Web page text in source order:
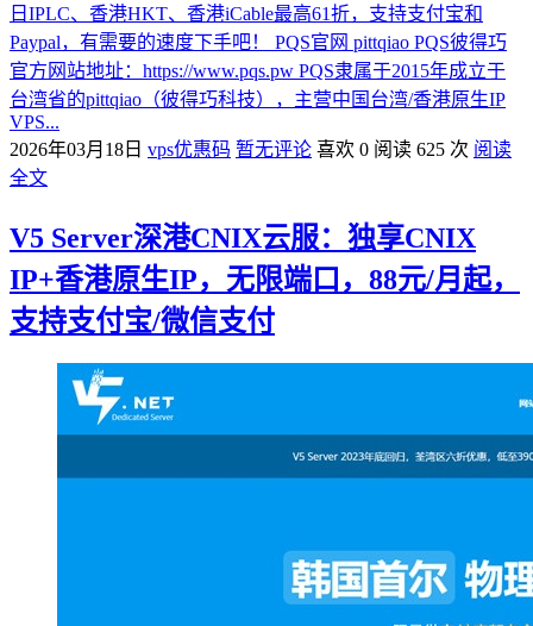
日IPLC、香港HKT、香港iCable最高61折，支持支付宝和
Paypal，有需要的速度下手吧！ PQS官网 pittqiao PQS彼得巧
官方网站地址：https://www.pqs.pw PQS隶属于2015年成立于
台湾省的pittqiao（彼得巧科技），主营中国台湾/香港原生IP
VPS...
2026年03月18日 vps优惠码 暂无评论 喜欢 0 阅读 625 次 阅读
全文
V5 Server深港CNIX云服：独享CNIX
IP+香港原生IP，无限端口，88元/月起，
支持支付宝/微信支付